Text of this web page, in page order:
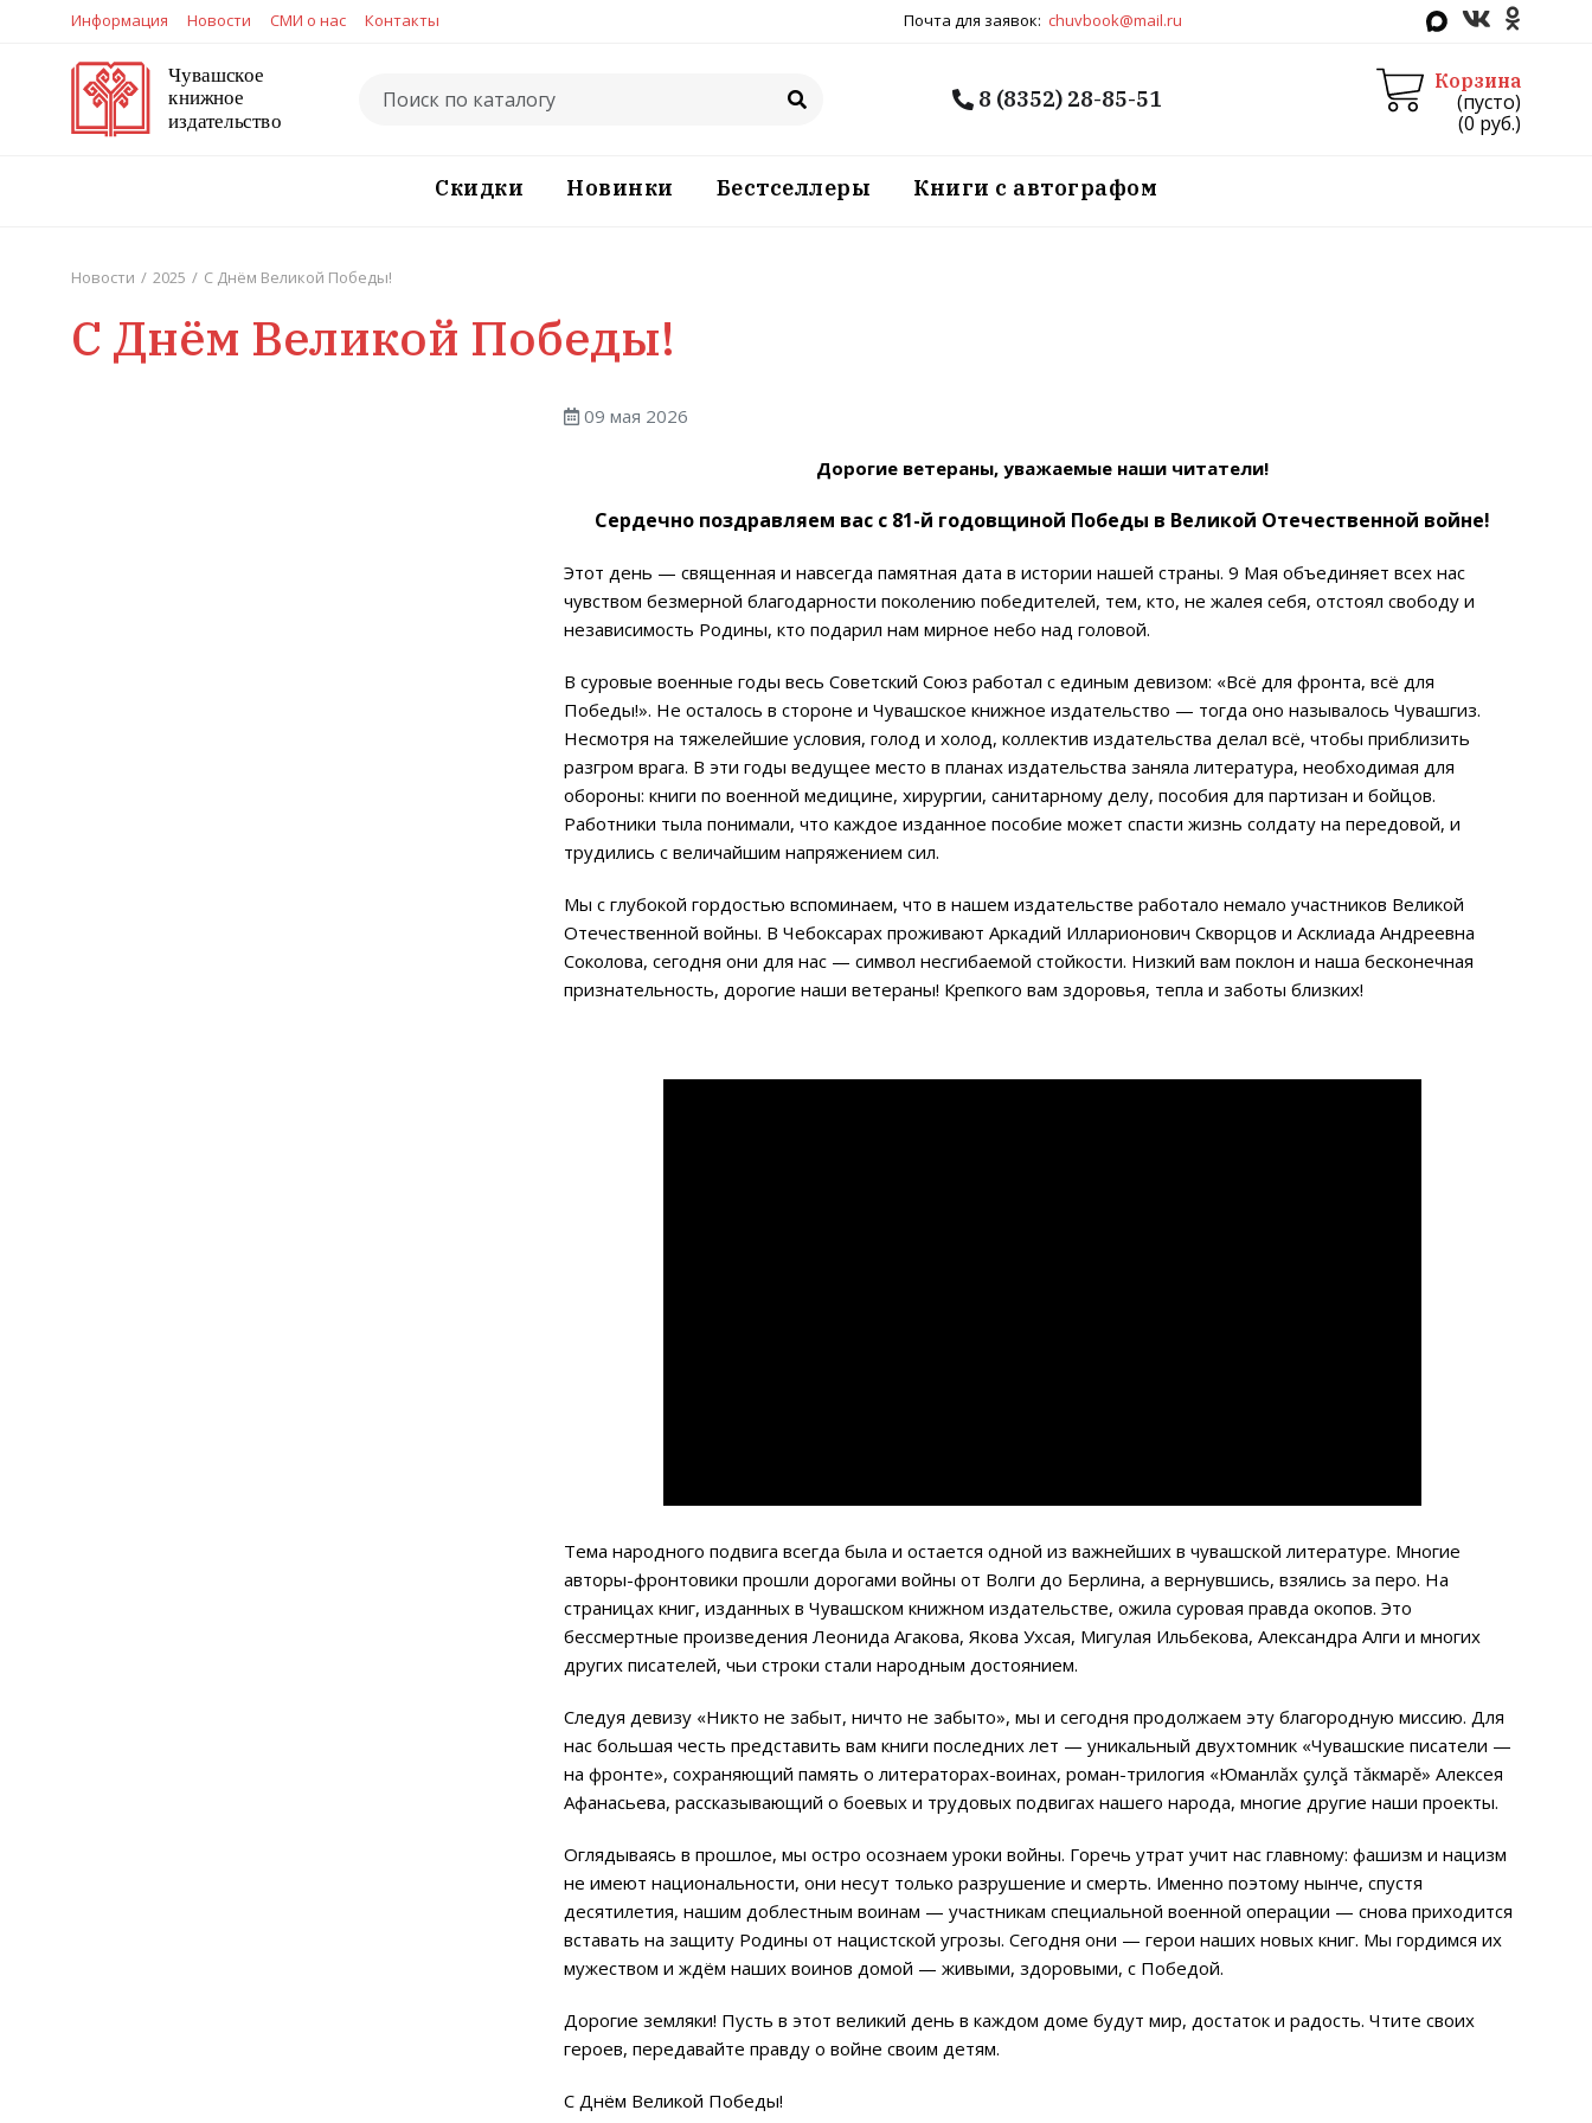
Информация Новости СМИ о нас Контакты Почта для заявок: chuvbook@mail.ru
8 (8352) 28-85-51
Корзина
(пусто)
(0 руб.)
Скидки Новинки Бестселлеры Книги с автографом
Новости / 2025 / С Днём Великой Победы!
С Днём Великой Победы!
09 мая 2026
Дорогие ветераны, уважаемые наши читатели!
Сердечно поздравляем вас с 81-й годовщиной Победы в Великой Отечественной войне!
Этот день — священная и навсегда памятная дата в истории нашей страны. 9 Мая объединяет всех нас
чувством безмерной благодарности поколению победителей, тем, кто, не жалея себя, отстоял свободу и
независимость Родины, кто подарил нам мирное небо над головой.
В суровые военные годы весь Советский Союз работал с единым девизом: «Всё для фронта, всё для
Победы!». Не осталось в стороне и Чувашское книжное издательство — тогда оно называлось Чувашгиз.
Несмотря на тяжелейшие условия, голод и холод, коллектив издательства делал всё, чтобы приблизить
разгром врага. В эти годы ведущее место в планах издательства заняла литература, необходимая для
обороны: книги по военной медицине, хирургии, санитарному делу, пособия для партизан и бойцов.
Работники тыла понимали, что каждое изданное пособие может спасти жизнь солдату на передовой, и
трудились с величайшим напряжением сил.
Мы с глубокой гордостью вспоминаем, что в нашем издательстве работало немало участников Великой
Отечественной войны. В Чебоксарах проживают Аркадий Илларионович Скворцов и Асклиада Андреевна
Соколова, сегодня они для нас — символ несгибаемой стойкости. Низкий вам поклон и наша бесконечная
признательность, дорогие наши ветераны! Крепкого вам здоровья, тепла и заботы близких!
Тема народного подвига всегда была и остается одной из важнейших в чувашской литературе. Многие
авторы-фронтовики прошли дорогами войны от Волги до Берлина, а вернувшись, взялись за перо. На
страницах книг, изданных в Чувашском книжном издательстве, ожила суровая правда окопов. Это
бессмертные произведения Леонида Агакова, Якова Ухсая, Мигулая Ильбекова, Александра Алги и многих
других писателей, чьи строки стали народным достоянием.
Следуя девизу «Никто не забыт, ничто не забыто», мы и сегодня продолжаем эту благородную миссию. Для
нас большая честь представить вам книги последних лет — уникальный двухтомник «Чувашские писатели —
на фронте», сохраняющий память о литераторах-воинах, роман-трилогия «Юманлăх çулçă тăкмарĕ» Алексея
Афанасьева, рассказывающий о боевых и трудовых подвигах нашего народа, многие другие наши проекты.
Оглядываясь в прошлое, мы остро осознаем уроки войны. Горечь утрат учит нас главному: фашизм и нацизм
не имеют национальности, они несут только разрушение и смерть. Именно поэтому нынче, спустя
десятилетия, нашим доблестным воинам — участникам специальной военной операции — снова приходится
вставать на защиту Родины от нацистской угрозы. Сегодня они — герои наших новых книг. Мы гордимся их
мужеством и ждём наших воинов домой — живыми, здоровыми, с Победой.
Дорогие земляки! Пусть в этот великий день в каждом доме будут мир, достаток и радость. Чтите своих
героев, передавайте правду о войне своим детям.
С Днём Великой Победы!